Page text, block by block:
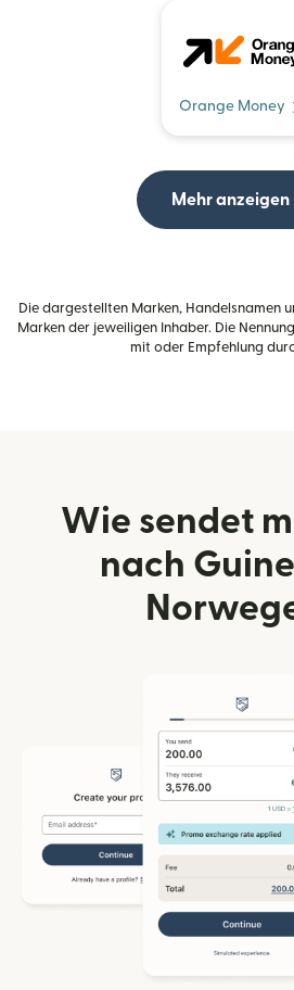
Orange Money
Mehr anzeigen
Die dargestellten Marken, Handelsnamen
Marken der jeweiligen Inhaber. Die
mit oder Empfehlung
Wie sendet
nach